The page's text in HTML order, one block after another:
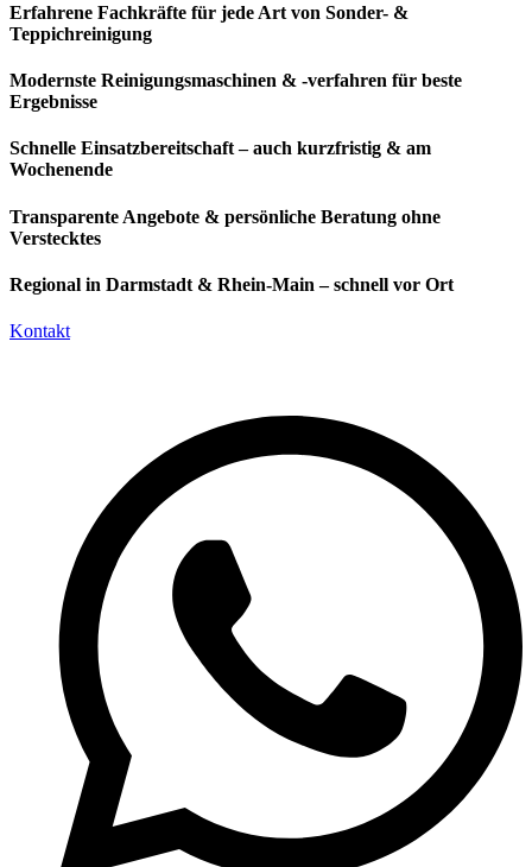
Erfahrene Fachkräfte für jede Art von Sonder- &
Teppichreinigung
Modernste Reinigungsmaschinen & -verfahren für beste
Ergebnisse
Schnelle Einsatzbereitschaft – auch kurzfristig & am
Wochenende
Transparente Angebote & persönliche Beratung ohne
Verstecktes
Regional in Darmstadt & Rhein-Main – schnell vor Ort
Kontakt